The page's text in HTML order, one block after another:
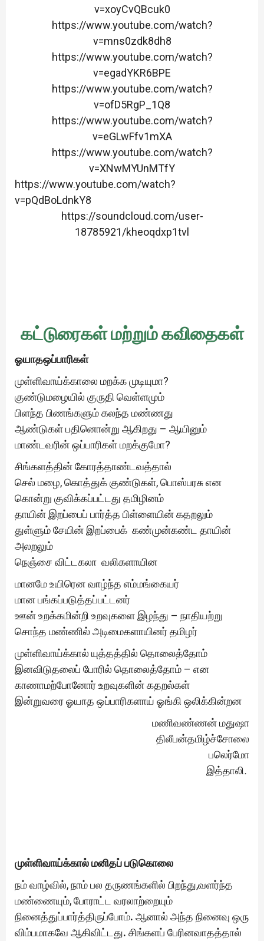
v=xoyCvQBcuk0
https://www.youtube.com/watch?
v=mns0zdk8dh8
https://www.youtube.com/watch?
v=egadYKR6BPE
https://www.youtube.com/watch?
v=ofD5RgP_1Q8
https://www.youtube.com/watch?
v=eGLwFfv1mXA
https://www.youtube.com/watch?
v=XNwMYUnMTfY
https://www.youtube.com/watch?
v=pQdBoLdnkY8
https://soundcloud.com/user-
18785921/kheoqdxp1tvl
கட்டுரைகள் மற்றும் கவிதைகள்
ஓயாதஒப்பாரிகள்
முள்ளிவாய்க்காலை மறக்க முடியுமா?
குண்டுமழையில் குருதி வெள்ளமும்
பிளந்த பிணங்களும் கலந்த மண்ணது
ஆண்டுகள் பதினொன்று ஆகிறது – ஆயினும்
மாண்டவரின் ஒப்பாரிகள் மறக்குமோ?
சிங்களத்தின் கோரத்தாண்டவத்தால்
செல் மழை, கொத்துக் குண்டுகள், பொஸ்பரசு என
கொன்று குவிக்கப்பட்டது தமிழினம்
தாயின் இறப்பைப் பார்த்த பிள்ளையின் கதறலும்
துள்ளும் சேயின் இறப்பைக் கண்முன்கண்ட தாயின்
அலறலும்
நெஞ்சை விட்டகலா வலிகளாயின
மானமே உயிரென வாழ்ந்த எம்மங்கையர்
மான பங்கப்படுத்தப்பட்டனர்
ஊன் உறக்கமின்றி உறவுகளை இழந்து – நாதியற்று
சொந்த மண்ணில் அடிமைகளாயினர் தமிழர்
முள்ளிவாய்க்கால் யுத்தத்தில் தொலைத்தோம்
இனவிடுதலைப் போரில் தொலைத்தோம் – என
காணாமற்போனோர் உறவுகளின் கதறல்கள்
இன்றுவரை ஓயாத ஒப்பாரிகளாய் ஓங்கி ஒலிக்கின்றன
மணிவண்ணன் மதுஷா
திலீபன்தமிழ்ச்சோலை
பலெர்மோ
இத்தாலி.
முள்ளிவாய்க்கால் மனிதப் படுகொலை
நம் வாழ்வில், நாம் பல தருணங்களில் பிறந்து,வளர்ந்த
மண்ணையும், போராட்ட வரலாற்றையும்
நினைத்துப்பார்த்திருப்போம். ஆனால் அந்த நினைவு ஒரு
விம்பமாகவே ஆகிவிட்டது. சிங்களப் பேரினவாதத்தால்